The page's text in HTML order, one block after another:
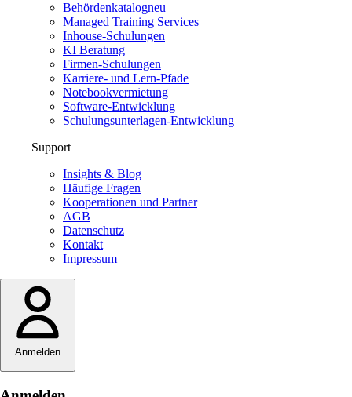
Behördenkatalogneu
Managed Training Services
Inhouse-Schulungen
KI Beratung
Firmen-Schulungen
Karriere- und Lern-Pfade
Notebookvermietung
Software-Entwicklung
Schulungsunterlagen-Entwicklung
Support
Insights & Blog
Häufige Fragen
Kooperationen und Partner
AGB
Datenschutz
Kontakt
Impressum
Anmelden